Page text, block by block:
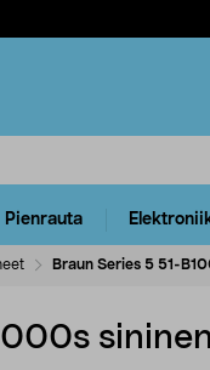
Pienrauta
Braun Series 5 51-